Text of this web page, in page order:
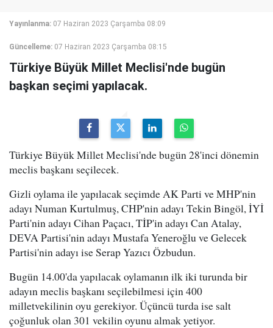
Yayınlanma: 07 Haziran 2023 Çarşamba 08:09
Güncelleme: 07 Haziran 2023 Çarşamba 08:15
Türkiye Büyük Millet Meclisi'nde bugün
başkan seçimi yapılacak.
Türkiye Büyük Millet Meclisi'nde bugün 28'inci dönemin
meclis başkanı seçilecek.
Gizli oylama ile yapılacak seçimde AK Parti ve MHP'nin
adayı Numan Kurtulmuş, CHP'nin adayı Tekin Bingöl, İYİ
Parti'nin adayı Cihan Paçacı, TİP'in adayı Can Atalay,
DEVA Partisi'nin adayı Mustafa Yeneroğlu ve Gelecek
Partisi'nin adayı ise Serap Yazıcı Özbudun.
Bugün 14.00'da yapılacak oylamanın ilk iki turunda bir
adayın meclis başkanı seçilebilmesi için 400
milletvekilinin oyu gerekiyor. Üçüncü turda ise salt
çoğunluk olan 301 vekilin oyunu almak yetiyor.